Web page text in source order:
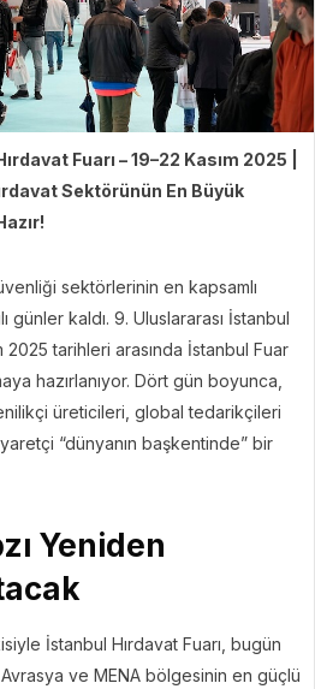
Fuarı – 19–22 Kasım 2025 |
Sektörünün En Büyük
sektörlerinin en kapsamlı
günler kaldı. 9. Uluslararası İstanbul
2025 tarihleri arasında İstanbul Fuar
hazırlanıyor. Dört gün boyunca,
üreticileri, global tedarikçileri
“dünyanın başkentinde” bir
Yeniden
İstanbul Hırdavat Fuarı, bugün
ve MENA bölgesinin en güçlü